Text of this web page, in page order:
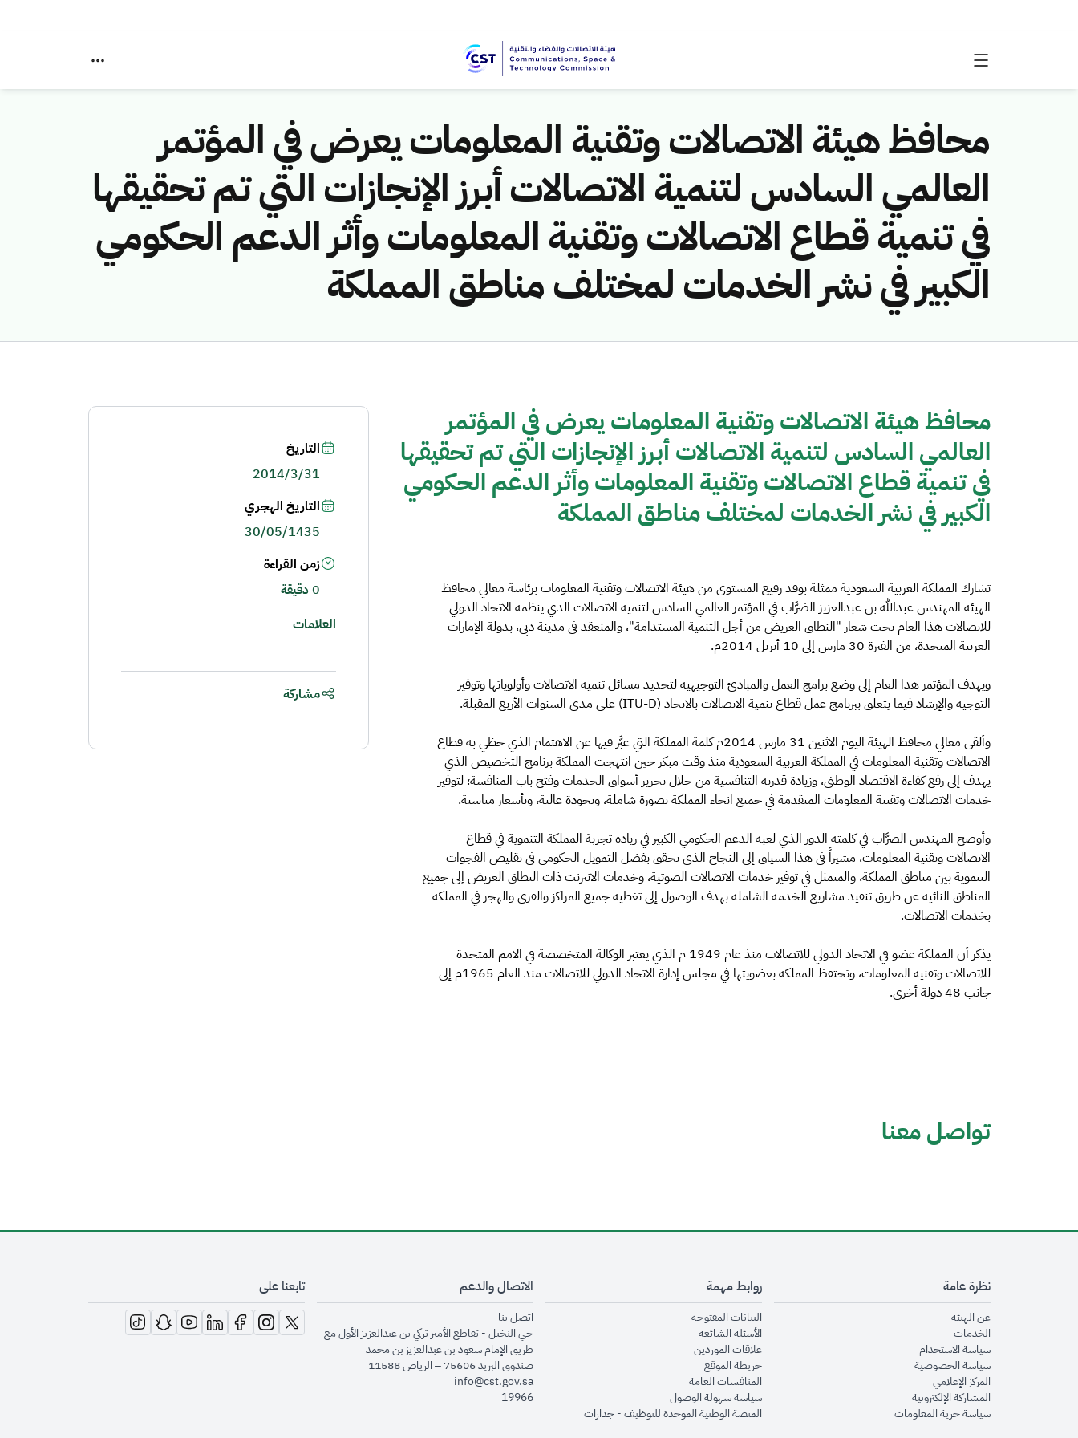
محافظ هيئة الاتصالات وتقنية المعلومات يعرض في المؤتمر
العالمي السادس لتنمية الاتصالات أبرز الإنجازات التي تم تحقيقها
في تنمية قطاع الاتصالات وتقنية المعلومات وأثر الدعم الحكومي
الكبير في نشر الخدمات لمختلف مناطق المملكة
محافظ هيئة الاتصالات وتقنية المعلومات يعرض في المؤتمر
العالمي السادس لتنمية الاتصالات أبرز الإنجازات التي تم تحقيقها
في تنمية قطاع الاتصالات وتقنية المعلومات وأثر الدعم الحكومي
الكبير في نشر الخدمات لمختلف مناطق المملكة
تشارك المملكة العربية السعودية ممثلة بوفد رفيع المستوى من هيئة الاتصالات وتقنية المعلومات برئاسة معالي محافظ
الهيئة المهندس عبدالله بن عبدالعزيز الضرَّاب في المؤتمر العالمي السادس لتنمية الاتصالات الذي ينظمه الاتحاد الدولي
للاتصالات هذا العام تحت شعار "النطاق العريض من أجل التنمية المستدامة"، والمنعقد في مدينة دبي، بدولة الإمارات
العربية المتحدة، من الفترة 30 مارس إلى 10 أبريل 2014م.
ويهدف المؤتمر هذا العام إلى وضع برامج العمل والمبادئ التوجيهية لتحديد مسائل تنمية الاتصالات وأولوياتها وتوفير
التوجيه والإرشاد فيما يتعلق ببرنامج عمل قطاع تنمية الاتصالات بالاتحاد (ITU-D) على مدى السنوات الأربع المقبلة.
وألقى معالي محافظ الهيئة اليوم الاثنين 31 مارس 2014م كلمة المملكة التي عبَّر فيها عن الاهتمام الذي حظي به قطاع
الاتصالات وتقنية المعلومات في المملكة العربية السعودية منذ وقت مبكر حين انتهجت المملكة برنامج التخصيص الذي
يهدف إلى رفع كفاءة الاقتصاد الوطني، وزيادة قدرته التنافسية من خلال تحرير أسواق الخدمات وفتح باب المنافسة؛ لتوفير
خدمات الاتصالات وتقنية المعلومات المتقدمة في جميع انحاء المملكة بصورة شاملة، وبجودة عالية، وبأسعار مناسبة.
وأوضح المهندس الضرَّاب في كلمته الدور الذي لعبه الدعم الحكومي الكبير في ريادة تجربة المملكة التنموية في قطاع
الاتصالات وتقنية المعلومات، مشيراً في هذا السياق إلى النجاح الذي تحقق بفضل التمويل الحكومي في تقليص الفجوات
التنموية بين مناطق المملكة، والمتمثل في توفير خدمات الاتصالات الصوتية، وخدمات الانترنت ذات النطاق العريض إلى جميع
المناطق النائية عن طريق تنفيذ مشاريع الخدمة الشاملة بهدف الوصول إلى تغطية جميع المراكز والقرى والهجر في المملكة
بخدمات الاتصالات.
يذكر أن المملكة عضو في الاتحاد الدولي للاتصالات منذ عام 1949 م الذي يعتبر الوكالة المتخصصة في الامم المتحدة
للاتصالات وتقنية المعلومات، وتحتفظ المملكة بعضويتها في مجلس إدارة الاتحاد الدولي للاتصالات منذ العام 1965م إلى
جانب 48 دولة أخرى.
التاريخ
2014/3/31
التاريخ الهجري
30/05/1435
زمن القراءة
0 دقيقة
العلامات
مشاركة
تواصل معنا
نظرة عامة
عن الهيئةopens in new window
الخدماتopens in new window
سياسة الاستخدام
سياسة الخصوصيةopens in new window
المركز الإعلاميopens in new window
المشاركة الإلكترونيةopens in new window
سياسة حرية المعلوماتopens in new window
روابط مهمة
البيانات المفتوحةopens in new window
الأسئلة الشائعةopens in new window
علاقات الموردينopens in new window
خريطة الموقعopens in new window
المنافسات العامةopens in new window
سياسة سهولة الوصولopens in new window
المنصة الوطنية الموحدة للتوظيف - جداراتopens in new window
الاتصال والدعم
اتصل بنا
حي النخيل - تقاطع الأمير تركي بن عبدالعزيز الأول مع
طريق الإمام سعود بن عبدالعزيز بن محمد
صندوق البريد 75606 – الرياض 11588
info@cst.gov.sa
19966
تابعنا على
opens in new window
opens in new window
opens in new window
opens in new window
opens in new window
opens in new window
opens in new window